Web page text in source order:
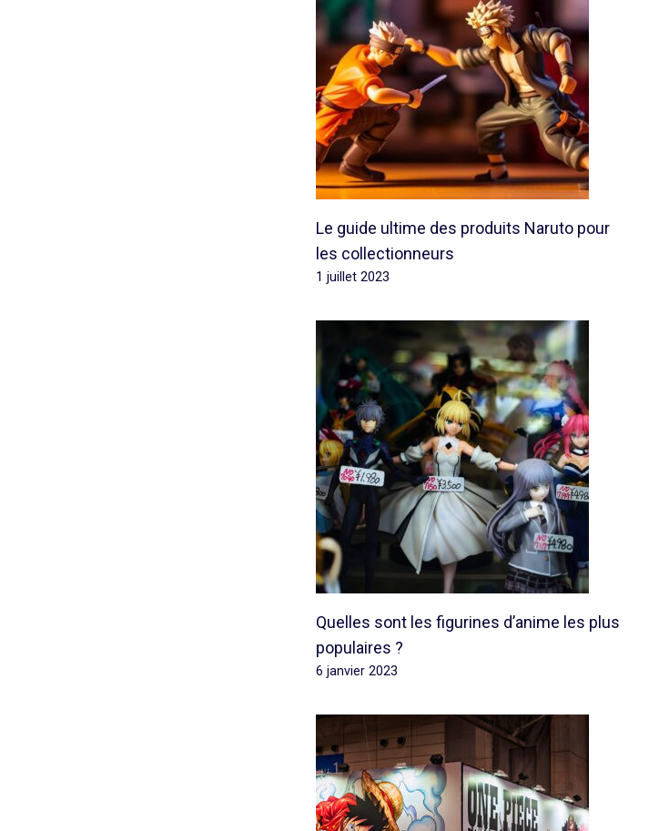
Le guide ultime des produits Naruto pour
les collectionneurs
1 juillet 2023
Quelles sont les figurines d’anime les plus
populaires ?
6 janvier 2023